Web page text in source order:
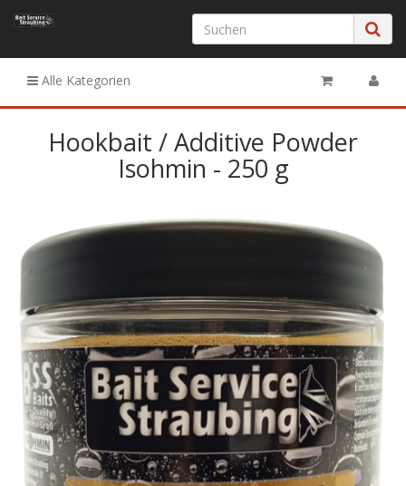
Alle Kategorien
Hookbait / Additive Powder
Isohmin - 250 g